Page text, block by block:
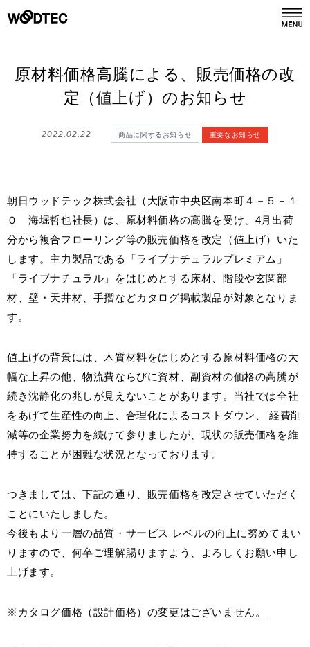
デジタルカタログ カタログ請求
リフォーム REFORM
ショールーム SHOWROOM
会社情報
お客様窓口 SUPPORT
プロユーザーサイト for Professional
フローリングリフォームお悩み解決サイト
フローリング総合研究所
採用情報
原材料価格高騰による、販売価格の改
定（値上げ）のお知らせ
2022.02.22 商品に関するお知らせ 重要なお知らせ
朝日ウッドテック株式会社（大阪市中央区南本町４－５－１
０ 海堀哲也社長）は、原材料価格の高騰を受け、4月出荷
分から複合フローリング等の販売価格を改定（値上げ）いた
します。主力製品である「ライブナチュラルプレミアム」
「ライブナチュラル」をはじめとする床材、階段や玄関部
材、壁・天井材、手摺などカタログ掲載製品が対象となりま
す。
値上げの背景には、木質材料をはじめとする原材料価格の大
幅な上昇の他、物流費ならびに資材、副資材の価格の高騰が
続き沈静化の兆しが見えないことがあります。当社では全社
をあげて生産性の向上、合理化によるコストダウン、 経費削
減等の企業努力を続けて参りましたが、現状の販売価格を維
持することが困難な状況となっております。
つきましては、下記の通り、販売価格を改定させていただく
ことにいたしました。
今後もより一層の品質・サービス レベルの向上に努めてまい
りますので、何卒ご理解賜りますよう、よろしくお願い申し
上げます。
※カタログ価格（設計価格）の変更はございません。